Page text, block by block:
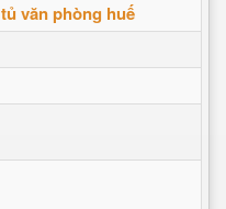
tủ văn phòng huế